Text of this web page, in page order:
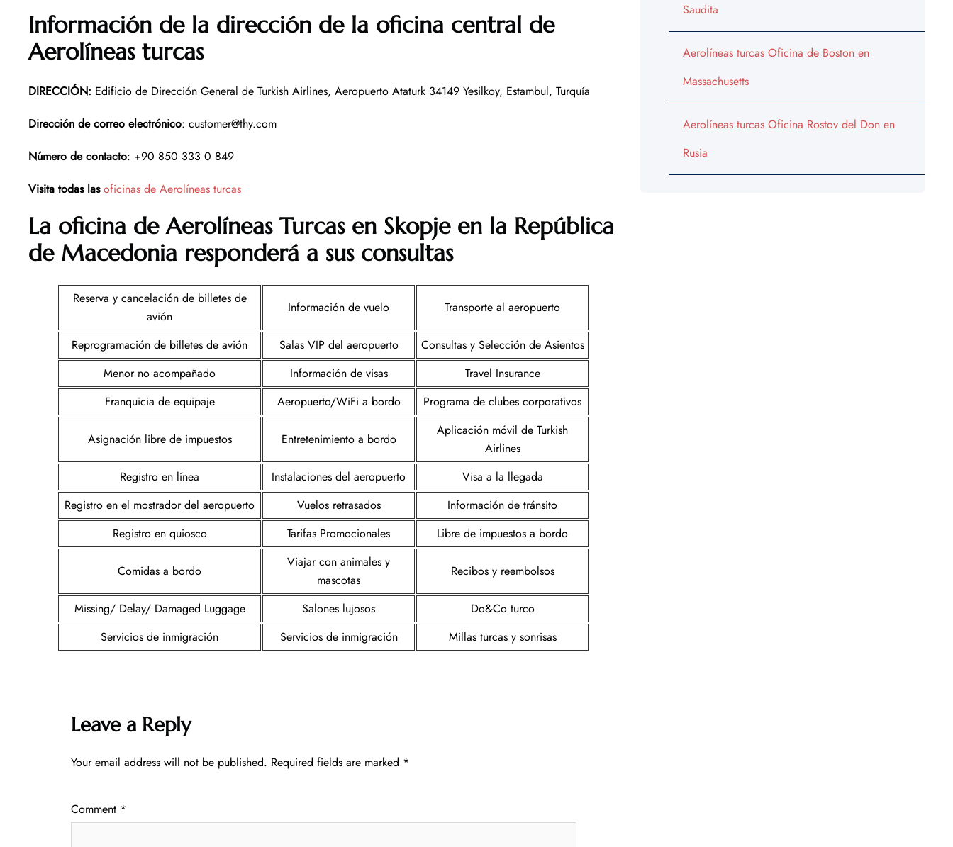
Información de la dirección de la oficina central de
Aerolíneas turcas
DIRECCIÓN: Edificio de Dirección General de Turkish Airlines, Aeropuerto Ataturk 34149 Yesilkoy, Estambul, Turquía
Dirección de correo electrónico: customer@thy.com
Número de contacto: +90 850 333 0 849
Visita todas las oficinas de Aerolíneas turcas
La oficina de Aerolíneas Turcas en Skopje en la República
de Macedonia responderá a sus consultas
Reserva y cancelación de billetes de
avión
Información de vuelo Transporte al aeropuerto
Reprogramación de billetes de avión Salas VIP del aeropuerto
Consultas y Selección de Asientos
Menor no acompañado
Información de visas
Travel Insurance
Franquicia de equipaje
Aeropuerto/WiFi a bordo Programa de clubes corporativos
Asignación libre de impuestos Entretenimiento a bordo
Aplicación móvil de Turkish
Airlines
Registro en línea
Instalaciones del aeropuerto
Visa a la llegada
Registro en el mostrador del aeropuerto
Vuelos retrasados
Información de tránsito
Registro en quiosco
Tarifas Promocionales Libre de impuestos a bordo
Comidas a bordo
Viajar con animales y
mascotas
Recibos y reembolsos
Missing/ Delay/ Damaged Luggage Salones lujosos
Do&Co turco
Servicios de inmigración
Servicios de inmigración Millas turcas y sonrisas
Leave a Reply
Your email address will not be published. Required fields are marked *
Comment *
Saudita
Aerolíneas turcas Oficina de Boston en
Massachusetts
Aerolíneas turcas Oficina Rostov del Don en
Rusia